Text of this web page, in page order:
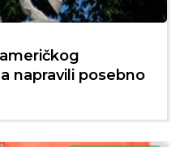
napravili posebno